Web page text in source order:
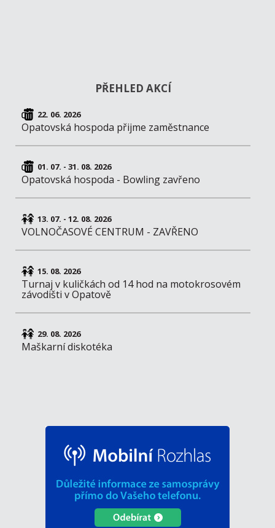
PŘEHLED AKCÍ
22. 06. 2026
Opatovská hospoda přijme zaměstnance
01. 07. - 31. 08. 2026
Opatovská hospoda - Bowling zavřeno
13. 07. - 12. 08. 2026
VOLNOČASOVÉ CENTRUM - ZAVŘENO
15. 08. 2026
Turnaj v kuličkách od 14 hod na motokrosovém
závodišti v Opatově
29. 08. 2026
Maškarní diskotéka